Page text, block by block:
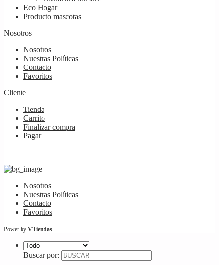
Eco Hogar
Producto mascotas
Nosotros
Nosotros
Nuestras Políticas
Contacto
Favoritos
Cliente
Tienda
Carrito
Finalizar compra
Pagar
Nosotros
Nuestras Políticas
Contacto
Favoritos
Power by VTiendas
Buscar por: